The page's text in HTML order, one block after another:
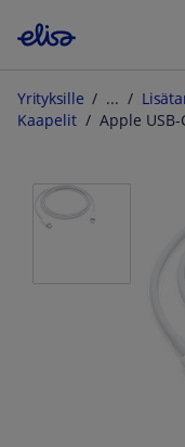
Yrityksille
Kaapelit
Apple